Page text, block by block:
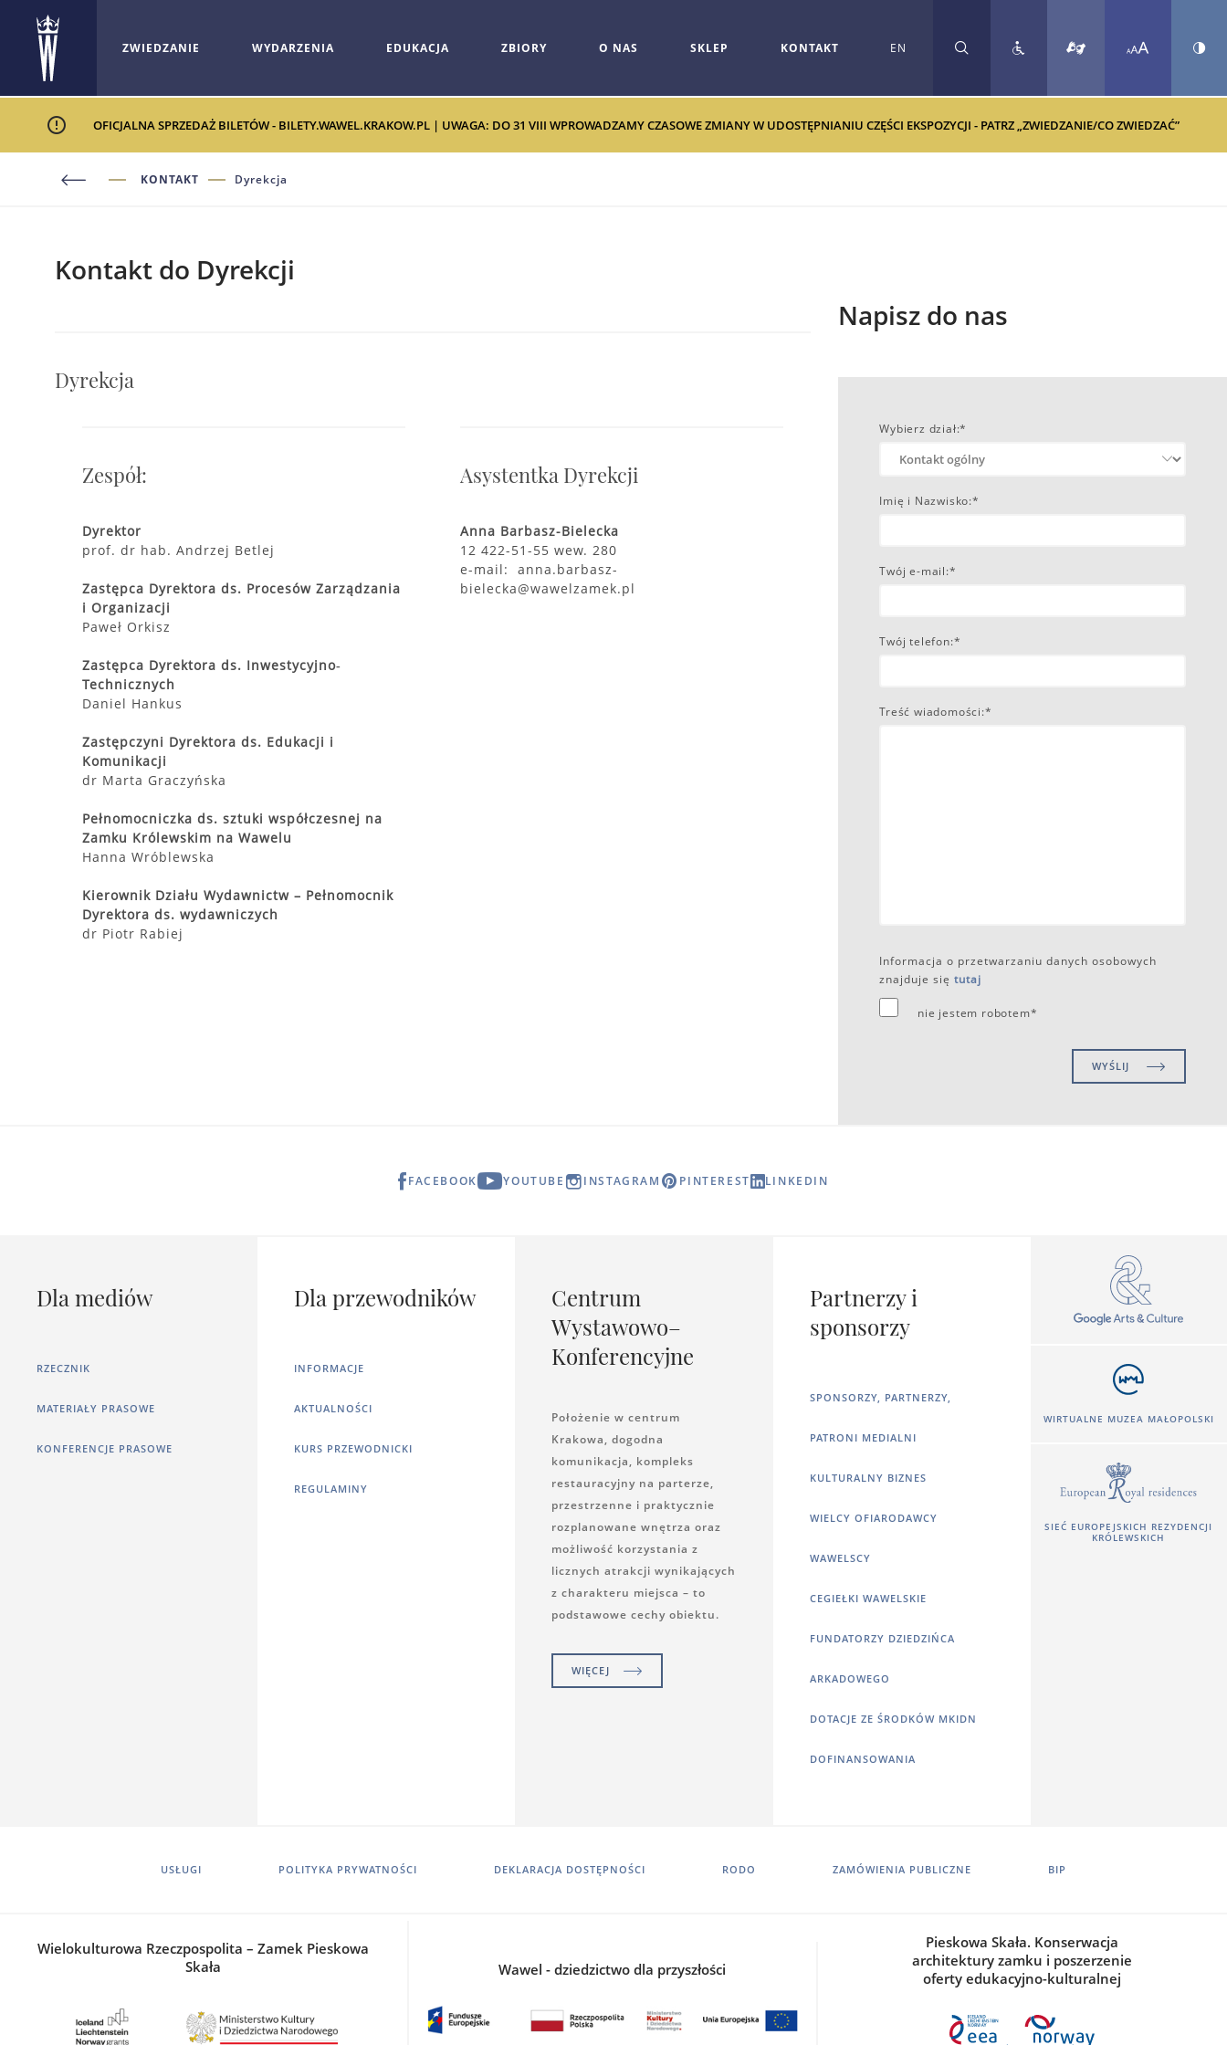
ZWIEDZANIE WYDARZENIA EDUKACJA ZBIORY O NAS SKLEP KONTAKT EN SZUKAJ
OFICJALNA SPRZEDAŻ BILETÓW - BILETY.WAWEL.KRAKOW.PL | UWAGA: DO 31 VIII WPROWADZAMY CZASOWE ZMIANY W UDOSTĘPNIANIU CZĘŚCI EKSPOZYCJI - PATRZ „ZWIEDZANIE/CO ZWIEDZAĆ”
KONTAKT Dyrekcja
Kontakt do Dyrekcji
Dyrekcja
Zespół:
Dyrektor
prof. dr hab. Andrzej Betlej
Zastępca Dyrektora ds. Procesów Zarządzania
i Organizacji
Paweł Orkisz
Zastępca Dyrektora ds. Inwestycyjno‐
Technicznych
Daniel Hankus
Zastępczyni Dyrektora ds. Edukacji i
Komunikacji
dr Marta Graczyńska
Pełnomocniczka ds. sztuki współczesnej na
Zamku Królewskim na Wawelu
Hanna Wróblewska
Kierownik Działu Wydawnictw – Pełnomocnik
Dyrektora ds. wydawniczych
dr Piotr Rabiej
Asystentka Dyrekcji
Anna Barbasz-Bielecka
12 422-51-55 wew. 280
e-mail: anna.barbasz-
bielecka@wawelzamek.pl
Napisz do nas
Wybierz dział:*
Imię i Nazwisko:*
Twój e-mail:*
Twój telefon:*
Treść wiadomości:*
Informacja o przetwarzaniu danych osobowych
znajduje siętutaj
nie jestem robotem*
WYŚLIJ
FACEBOOK YOUTUBE INSTAGRAM PINTEREST LINKEDIN
Dla mediów
RZECZNIK
MATERIAŁY PRASOWE
KONFERENCJE PRASOWE
Dla przewodników
INFORMACJE
AKTUALNOŚCI
KURS PRZEWODNICKI
REGULAMINY
Centrum
Wystawowo–
Konferencyjne
Położenie w centrum
Krakowa, dogodna
komunikacja, kompleks
restauracyjny na parterze,
przestrzenne i praktycznie
rozplanowane wnętrza oraz
możliwość korzystania z
licznych atrakcji wynikających
z charakteru miejsca – to
podstawowe cechy obiektu.
WIĘCEJ
Partnerzy i
sponsorzy
SPONSORZY, PARTNERZY,
PATRONI MEDIALNI
KULTURALNY BIZNES
WIELCY OFIARODAWCY
WAWELSCY
CEGIEŁKI WAWELSKIE
FUNDATORZY DZIEDZIŃCA
ARKADOWEGO
DOTACJE ZE ŚRODKÓW MKIDN
DOFINANSOWANIA
WIRTUALNE MUZEA MAŁOPOLSKI
SIEĆ EUROPEJSKICH REZYDENCJI
KRÓLEWSKICH
USŁUGI POLITYKA PRYWATNOŚCI DEKLARACJA DOSTĘPNOŚCI RODO ZAMÓWIENIA PUBLICZNE BIP
Wielokulturowa Rzeczpospolita – Zamek Pieskowa
Skała
Wawel - dziedzictwo dla przyszłości
Pieskowa Skała. Konserwacja
architektury zamku i poszerzenie
oferty edukacyjno-kulturalnej